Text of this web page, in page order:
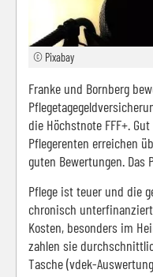
© Pixabay
Franke und Bornberg
die Höchstnote FFF+.
Pflegerenten erreichen
guten Bewertungen. Das
Pflege ist teuer und die
chronisch
Kosten, besonders im
zahlen sie
Tasche (vdek-